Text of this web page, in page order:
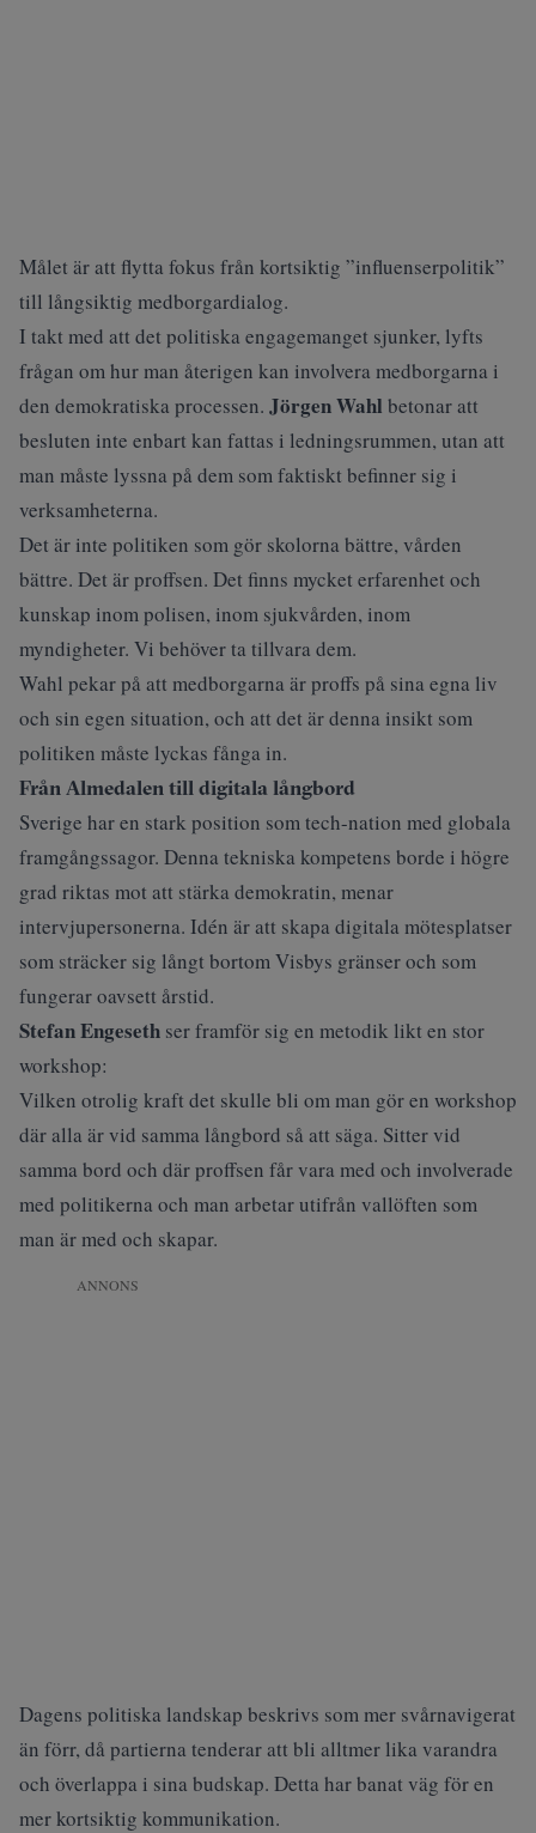
Målet är att flytta fokus från kortsiktig ”influenserpolitik”
till långsiktig medborgardialog.
I takt med att det politiska engagemanget sjunker, lyfts
frågan om hur man återigen kan involvera medborgarna i
den demokratiska processen. Jörgen Wahl betonar att
besluten inte enbart kan fattas i ledningsrummen, utan att
man måste lyssna på dem som faktiskt befinner sig i
verksamheterna.
Det är inte politiken som gör skolorna bättre, vården
bättre. Det är proffsen. Det finns mycket erfarenhet och
kunskap inom polisen, inom sjukvården, inom
myndigheter. Vi behöver ta tillvara dem.
Wahl pekar på att medborgarna är proffs på sina egna liv
och sin egen situation, och att det är denna insikt som
politiken måste lyckas fånga in.
Från Almedalen till digitala långbord
Sverige har en stark position som tech-nation med globala
framgångssagor. Denna tekniska kompetens borde i högre
grad riktas mot att stärka demokratin, menar
intervjupersonerna. Idén är att skapa digitala mötesplatser
som sträcker sig långt bortom Visbys gränser och som
fungerar oavsett årstid.
Stefan Engeseth ser framför sig en metodik likt en stor
workshop:
Vilken otrolig kraft det skulle bli om man gör en workshop
där alla är vid samma långbord så att säga. Sitter vid
samma bord och där proffsen får vara med och involverade
med politikerna och man arbetar utifrån vallöften som
man är med och skapar.
ANNONS
Dagens politiska landskap beskrivs som mer svårnavigerat
än förr, då partierna tenderar att bli alltmer lika varandra
och överlappa i sina budskap. Detta har banat väg för en
mer kortsiktig kommunikation.